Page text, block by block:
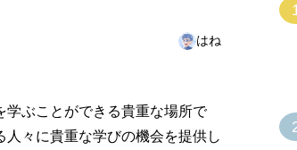
はね
ぶことができる貴重な場所で
々に貴重な学びの機会を提供し